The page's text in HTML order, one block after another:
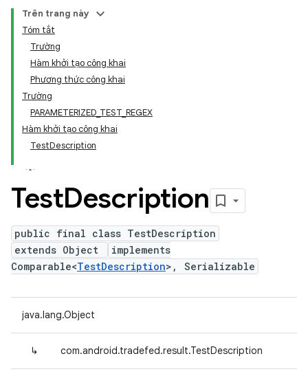
Trên trang này
Tóm tắt
Trường
Hàm khởi tạo công khai
Phương thức công khai
Trường
PARAMETERIZED_TEST_REGEX
Hàm khởi tạo công khai
TestDescription
TestDescription
public final class TestDescription
extends Object
implements
Comparable<TestDescription>, Serializable
java.lang.Object
↳ com.android.tradefed.result.TestDescription